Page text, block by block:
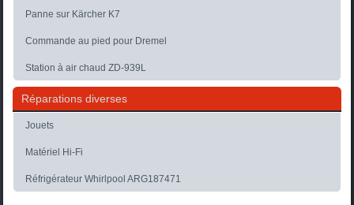
Panne sur Kärcher K7
Commande au pied pour Dremel
Station à air chaud ZD-939L
Réparations diverses
Jouets
Matériel Hi-Fi
Réfrigérateur Whirlpool ARG187471